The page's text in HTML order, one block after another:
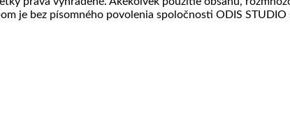
je bez písomného povolenia spoločnosti ODIS